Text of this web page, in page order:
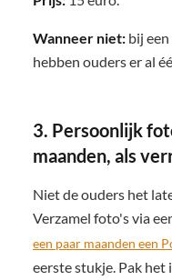
Wanneer niet: bij
hebben ouders er al
3. Persoonlijk
maanden, als
Niet de ouders het
Verzamel foto's via
een paar maanden een
eerste stukje. Pak het